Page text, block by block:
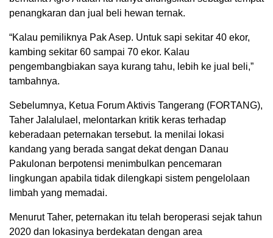
penangkaran dan jual beli hewan ternak.
“Kalau pemiliknya Pak Asep. Untuk sapi sekitar 40 ekor,
kambing sekitar 60 sampai 70 ekor. Kalau
pengembangbiakan saya kurang tahu, lebih ke jual beli,”
tambahnya.
Sebelumnya, Ketua Forum Aktivis Tangerang (FORTANG),
Taher Jalalulael, melontarkan kritik keras terhadap
keberadaan peternakan tersebut. Ia menilai lokasi
kandang yang berada sangat dekat dengan Danau
Pakulonan berpotensi menimbulkan pencemaran
lingkungan apabila tidak dilengkapi sistem pengelolaan
limbah yang memadai.
Menurut Taher, peternakan itu telah beroperasi sejak tahun
2020 dan lokasinya berdekatan dengan area